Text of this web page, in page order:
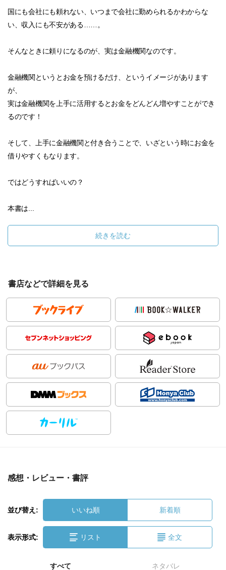
国にも会社にも頼れない、いつまで会社に勤められるかわからな
い、収入にも不安がある……。
そんなときに頼りになるのが、実は金融機関なのです。
金融機関というとお金を預けるだけ、というイメージがあります
が、
実は金融機関を上手に活用するとお金をどんどん増やすことができ
るのです！
そして、上手に金融機関と付き合うことで、いざという時にお金を
借りやすくもなります。
ではどうすればいいの？
本書は...
続きを読む
書店などで詳細を見る
感想・レビュー・書評
並び替え: いいね順 新着順
表示形式: リスト 全文
すべて ネタバレ